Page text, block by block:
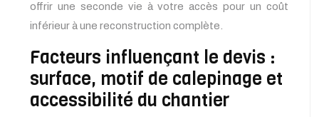
offrir une seconde vie à votre accès pour un coût
inférieur à une reconstruction complète.
Facteurs influençant le devis :
surface, motif de calepinage et
accessibilité du chantier